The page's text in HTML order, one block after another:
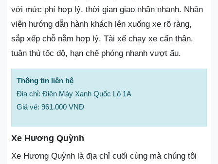
với mức phí hợp lý, thời gian giao nhận nhanh. Nhân
viên hướng dẫn hành khách lên xuống xe rõ ràng,
sắp xếp chỗ nằm hợp lý. Tài xế chạy xe cẩn thận,
tuân thủ tốc độ, hạn chế phóng nhanh vượt ẩu.
Thông tin liên hệ
Địa chỉ: Điện Máy Xanh Quốc Lộ 1A
Giá vé: 961.000 VNĐ
Xe Hương Quỳnh
Xe Hương Quỳnh là địa chỉ cuối cùng mà chúng tôi